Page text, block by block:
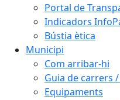
Portal de
Indicadors
Bústia ètica
Municipi
Com arribar-hi
Guia de carrers
Equipaments